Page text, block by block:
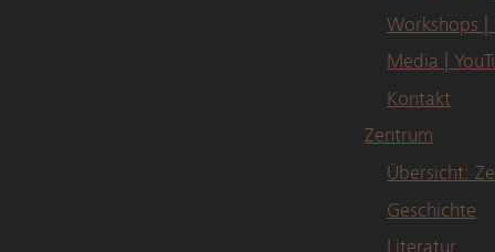
Workshops |
Media |
Kontakt
Zentrum
Übersicht:
Geschichte
Literatur